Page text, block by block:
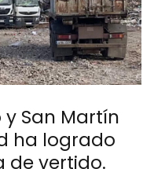
San Martín
ha logrado
de vertido.